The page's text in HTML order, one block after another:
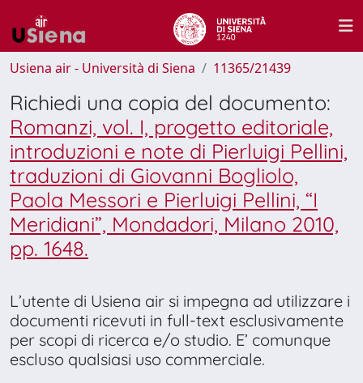
Usiena air - Università di Siena 11365/21439
Richiedi una copia del documento:
Romanzi, vol. I, progetto editoriale,
introduzioni e note di Pierluigi Pellini,
traduzioni di Giovanni Bogliolo,
Paola Messori e Pierluigi Pellini, “I
Meridiani”, Mondadori, Milano 2010,
pp. 1648.
L’utente di Usiena air si impegna ad utilizzare i
documenti ricevuti in full-text esclusivamente
per scopi di ricerca e/o studio. E’ comunque
escluso qualsiasi uso commerciale.